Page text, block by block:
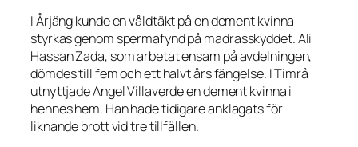
I Årjäng kunde en våldtäkt på en dement kvinna
styrkas genom spermafynd på madrasskyddet. Ali
Hassan Zada, som arbetat ensam på avdelningen,
dömdes till fem och ett halvt års fängelse. I Timrå
utnyttjade Angel Villaverde en dement kvinna i
hennes hem. Han hade tidigare anklagats för
liknande brott vid tre tillfällen.